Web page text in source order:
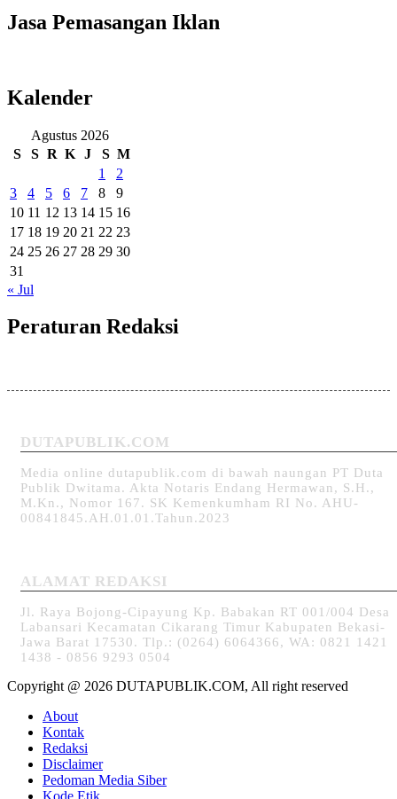
Jasa Pemasangan Iklan
Kalender
Agustus 2026
S
S R K J S M
1
2
3
4 5 6 7 8
9
10 11 12 13 14 15 16
17 18 19 20 21 22 23
24 25 26 27 28 29 30
31
« Jul
Peraturan Redaksi
DUTAPUBLIK.COM
Media online dutapublik.com di bawah naungan PT Duta
Publik Dwitama. Akta Notaris Endang Hermawan, S.H.,
M.Kn., Nomor 167. SK Kemenkumham RI No. AHU-
00841845.AH.01.01.Tahun.2023
ALAMAT REDAKSI
Jl. Raya Bojong-Cipayung Kp. Babakan RT 001/004 Desa
Labansari Kecamatan Cikarang Timur Kabupaten Bekasi-
Jawa Barat 17530. Tlp.: (0264) 6064366, WA: 0821 1421
1438 - 0856 9293 0504
Copyright @ 2026 DUTAPUBLIK.COM, All right reserved
About
Kontak
Redaksi
Disclaimer
Pedoman Media Siber
Kode Etik